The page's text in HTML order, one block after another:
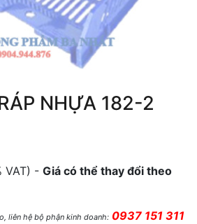
NHỰA 182-2
VAT) - Giá có thể thay đổi theo
liên hệ bộ phận kinh doanh: 0937 151 311